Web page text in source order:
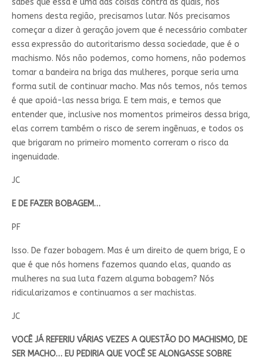
sabes que essa é uma das coisas contra as quais, nós
homens desta região, precisamos lutar. Nós precisamos
começar a dizer à geração jovem que é necessário combater
essa expressão do autoritarismo dessa sociedade, que é o
machismo. Nós não podemos, como homens, não podemos
tomar a bandeira na briga das mulheres, porque seria uma
forma sutil de continuar macho. Mas nós temos, nós temos
é que apoiá-las nessa briga. E tem mais, e temos que
entender que, inclusive nos momentos primeiros dessa briga,
elas correm também o risco de serem ingênuas, e todos os
que brigaram no primeiro momento correram o risco da
ingenuidade.
JC
E DE FAZER BOBAGEM…
PF
Isso. De fazer bobagem. Mas é um direito de quem briga, E o
que é que nós homens fazemos quando elas, quando as
mulheres na sua luta fazem alguma bobagem? Nós
ridicularizamos e continuamos a ser machistas.
JC
VOCÊ JÁ REFERIU VÁRIAS VEZES A QUESTÃO DO MACHISMO, DE
SER MACHO… EU PEDIRIA QUE VOCÊ SE ALONGASSE SOBRE